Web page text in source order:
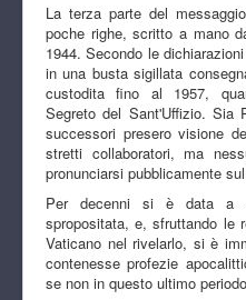
La terza parte del
poche righe, scritto a mano
1944. Secondo le
in una busta sigillata
custodita fino al 1957,
Segreto del Sant'Uffizio.
successori presero visione
stretti collaboratori, ma
pronunciarsi pubblicamente
Per decenni si è data a
spropositata, e, sfruttando le
Vaticano nel rivelarlo, si è
contenesse profezie
se non in questo ultimo